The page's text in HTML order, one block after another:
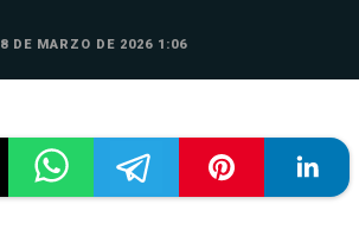
8 DE MARZO DE 2026 1:06